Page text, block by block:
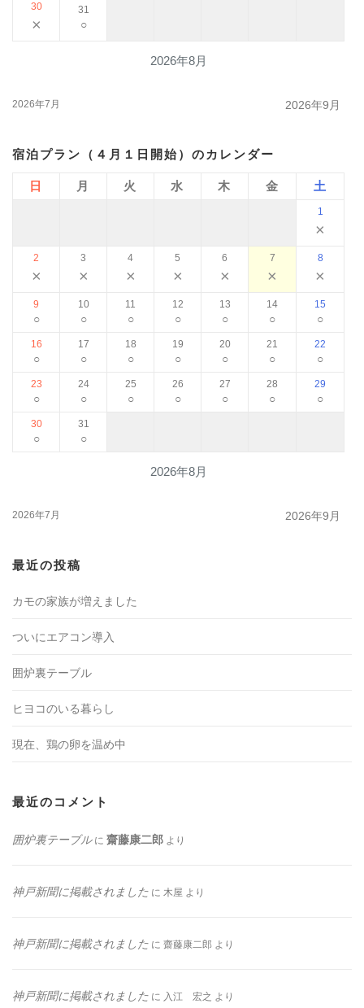
2026年8月
30
×
31
○
2026年7月 2026年9月
宿泊プラン（４月１日開始）のカレンダー
2026年8月
日 月 火 水 木 金 土
1
×
2
×
3
×
4
×
5
×
6
×
7
×
8
×
9
○
10
○
11
○
12
○
13
○
14
○
15
○
16
○
17
○
18
○
19
○
20
○
21
○
22
○
23
○
24
○
25
○
26
○
27
○
28
○
29
○
30
○
31
○
2026年7月 2026年9月
最近の投稿
カモの家族が増えました
ついにエアコン導入
囲炉裏テーブル
ヒヨコのいる暮らし
現在、鶏の卵を温め中
最近のコメント
囲炉裏テーブルに 齋藤康二郎 より
神戸新聞に掲載されました に 木屋 より
神戸新聞に掲載されました に 齋藤康二郎 より
神戸新聞に掲載されました に 入江 宏之 より